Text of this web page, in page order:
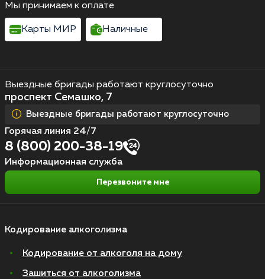
Кодирование алкоголизма
Кодирование от алкоголя на дому
Зашиться от алкоголизма
Выездные бригады работают круглосуточно
проспект Семашко, 7
Выездные бригады работают круглосуточно
Горячая линия 24/7
8 (800) 200-38-19
Информационная служба
Перезвоните мне
Мы принимаем к оплате
Карты МИР Наличные